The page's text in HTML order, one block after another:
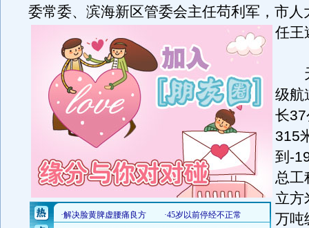
委常委、滨海新区管委会主任苟利军，市人
任王
天
级航
长
315
到-
总工
立方
万吨